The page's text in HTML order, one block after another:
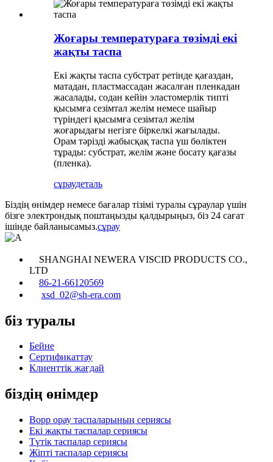
Жоғары температураға төзімді екі
жақты таспа
Екі жақты таспа субстрат ретінде қағаздан,
матадан, пластмассадан жасалған пленкадан
жасалады, содан кейін эластомерлік типті
қысымға сезімтал желім немесе шайыр
түріндегі қысымға сезімтал желім
жоғарыдағы негізге біркелкі жағылады.
Орам тәрізді жабысқақ таспа үш бөліктен
тұрады: субстрат, желім және босату қағазы
(пленка).
сұраудеталь
Біздің өнімдер немесе бағалар тізімі туралы сұраулар үшін
бізге электрондық поштаңызды қалдырыңыз, біз 24 сағат
ішінде байланысамыз.сұрау
SHANGHAI NEWERA VISCID PRODUCTS CO.,
LTD
86-21-66120569
xsd_02@sh-era.com
біз туралы
Бейне
Сертификаттау
Клиенттік жағдай
біздің өнімдер
Bopp орау таспаларының сериясы
Екі жақты таспалар сериясы
Түтік таспалар сериясы
Жіпті таспалар сериясы